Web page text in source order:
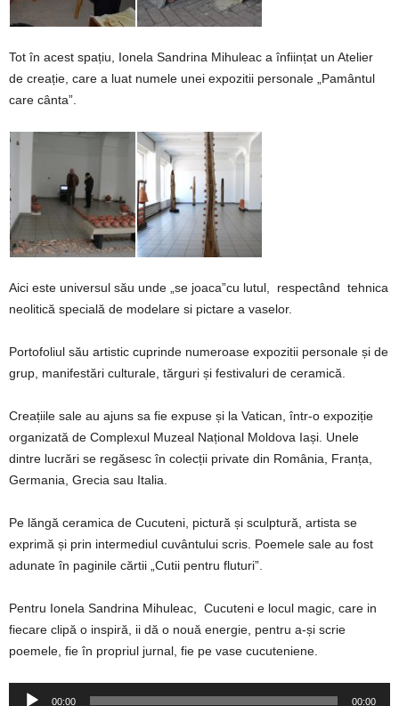
Tot în acest spațiu, Ionela Sandrina Mihuleac a înființat un Atelier
de creație, care a luat numele unei expozitii personale „Pamântul
care cânta”.
Aici este universul său unde „se joaca”cu lutul, respectând tehnica
neolitică specială de modelare si pictare a vaselor.
Portofoliul său artistic cuprinde numeroase expozitii personale și de
grup, manifestări culturale, tărguri și festivaluri de ceramică.
Creațiile sale au ajuns sa fie expuse și la Vatican, într-o expoziție
organizată de Complexul Muzeal Național Moldova Iași. Unele
dintre lucrări se regăsesc în colecții private din România, Franța,
Germania, Grecia sau Italia.
Pe lăngă ceramica de Cucuteni, pictură și sculptură, artista se
exprimă și prin intermediul cuvântului scris. Poemele sale au fost
adunate în paginile cărtii „Cutii pentru fluturi”.
Pentru Ionela Sandrina Mihuleac, Cucuteni e locul magic, care in
fiecare clipă o inspiră, ii dă o nouă energie, pentru a-și scrie
poemele, fie în propriul jurnal, fie pe vase cucuteniene.
Player
00:00 00:00